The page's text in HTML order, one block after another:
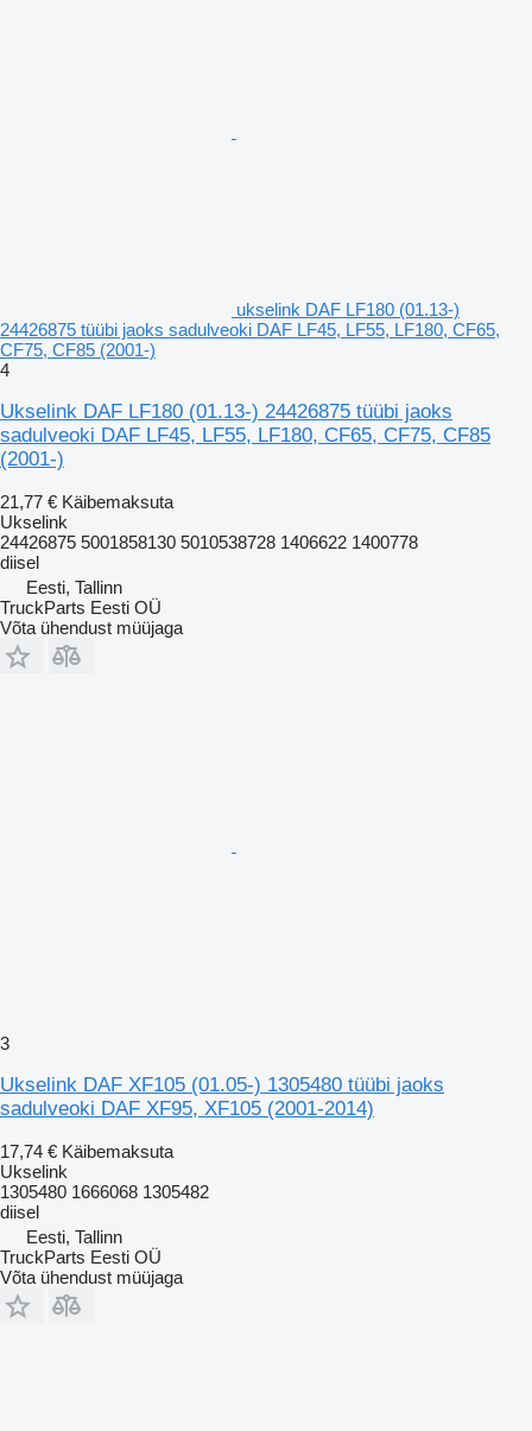
ukselink DAF LF180 (01.13-)
24426875 tüübi jaoks sadulveoki DAF LF45, LF55, LF180, CF65,
CF75, CF85 (2001-)
4
Ukselink DAF LF180 (01.13-) 24426875 tüübi jaoks
sadulveoki DAF LF45, LF55, LF180, CF65, CF75, CF85
(2001-)
21,77 € Käibemaksuta
Ukselink
24426875 5001858130 5010538728 1406622 1400778
diisel
Eesti, Tallinn
TruckParts Eesti OÜ
Võta ühendust müüjaga
3
Ukselink DAF XF105 (01.05-) 1305480 tüübi jaoks
sadulveoki DAF XF95, XF105 (2001-2014)
17,74 € Käibemaksuta
Ukselink
1305480 1666068 1305482
diisel
Eesti, Tallinn
TruckParts Eesti OÜ
Võta ühendust müüjaga